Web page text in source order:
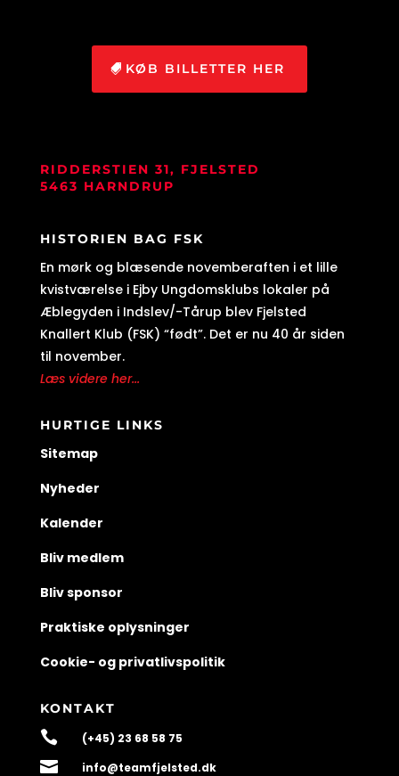
KØB BILLETTER HER
RIDDERSTIEN 31, FJELSTED
5463 HARNDRUP
HISTORIEN BAG FSK
En mørk og blæsende novemberaften i et lille
kvistværelse i Ejby Ungdomsklubs lokaler på
Æblegyden i Indslev/-Tårup blev Fjelsted
Knallert Klub (FSK) “født”. Det er nu 40 år siden
til november.
Læs videre her...
HURTIGE LINKS
Sitemap
Nyheder
Kalender
Bliv medlem
Bliv sponsor
Praktiske oplysninger
Cookie- og privatlivspolitik
KONTAKT
 (+45) 23 68 58 75
 info@teamfjelsted.dk